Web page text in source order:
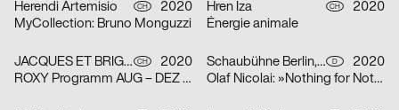
Herendi Artemisio CH
2020
MyCollection: Bruno Monguzzi
Hren Iza CH
2020
Énergie animale
JACQUES ET BRIGITTE CH
2020
ROXY Programm AUG – DEZ 2020
Schaubühne Berlin, Olaf Nicolai D
2020
Olaf Nicolai: »Nothing for Nothing/Try again«